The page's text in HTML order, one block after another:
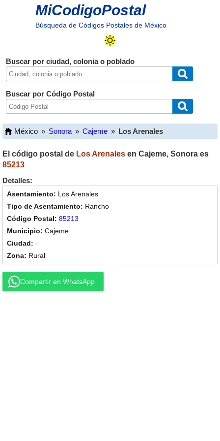
MiCodigoPostal
Búsqueda de Códigos Postales de México
Buscar por ciudad, colonia o poblado
Buscar por Código Postal
México » Sonora » Cajeme » Los Arenales
El código postal de Los Arenales en Cajeme, Sonora es
85213
Detalles:
Los Arenales
Rancho
85213
Cajeme
-
Rural
Compartir en WhatsApp